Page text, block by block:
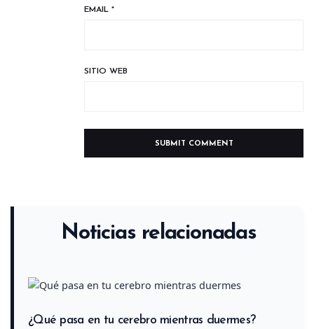
EMAIL *
SITIO WEB
Noticias relacionadas
¿Qué pasa en tu cerebro mientras duermes?